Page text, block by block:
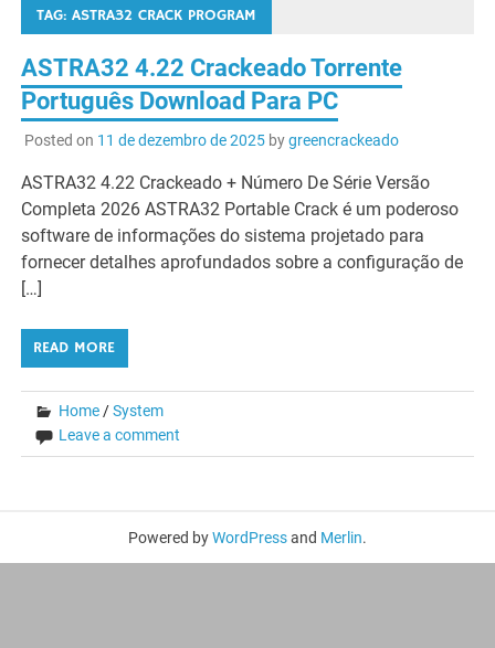
TAG:ASTRA32 CRACK PROGRAM
ASTRA32 4.22 Crackeado Torrente
Português Download Para PC
Posted on 11 de dezembro de 2025bygreencrackeado
ASTRA32 4.22 Crackeado + Número De Série Versão
Completa 2026 ASTRA32 Portable Crack é um poderoso
software de informações do sistema projetado para
fornecer detalhes aprofundados sobre a configuração de
[…]
READ MORE
Home /System
Leave a comment
Powered byWordPressand Merlin.